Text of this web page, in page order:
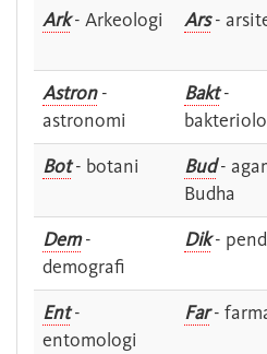
Ark- Arkeologi Ars-
Astron-
astronomi
Bakt-
Bot- botani Bud-
Budha
Dem-
demografi
Dik-
Ent-
entomologi
Far-